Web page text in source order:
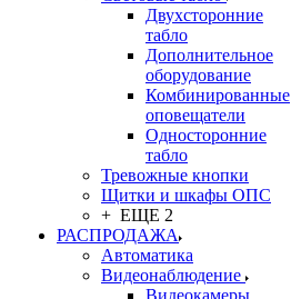
Двухсторонние
табло
Дополнительное
оборудование
Комбинированные
оповещатели
Односторонние
табло
Тревожные кнопки
Щитки и шкафы ОПС
+ ЕЩЕ 2
РАСПРОДАЖА
Автоматика
Видеонаблюдение
Видеокамеры